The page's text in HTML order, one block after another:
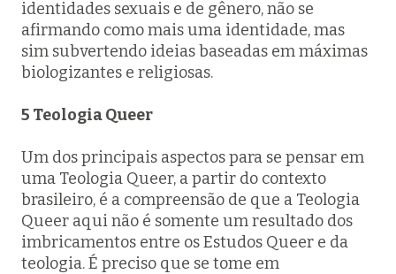
identidades sexuais e de gênero, não se
afirmando como mais uma identidade, mas
sim subvertendo ideias baseadas em máximas
biologizantes e religiosas.
5 Teologia Queer
Um dos principais aspectos para se pensar em
uma Teologia Queer, a partir do contexto
brasileiro, é a compreensão de que a Teologia
Queer aqui não é somente um resultado dos
imbricamentos entre os Estudos Queer e da
teologia. É preciso que se tome em